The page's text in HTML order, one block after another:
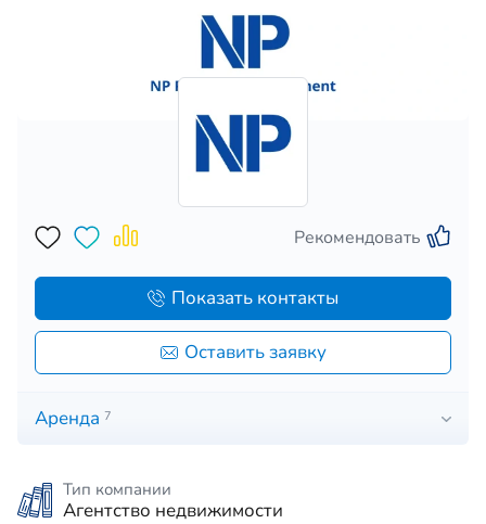
Рекомендовать
Оставить заявку
Показать контакты
Аренда 7
Тип компании
Агентство недвижимости